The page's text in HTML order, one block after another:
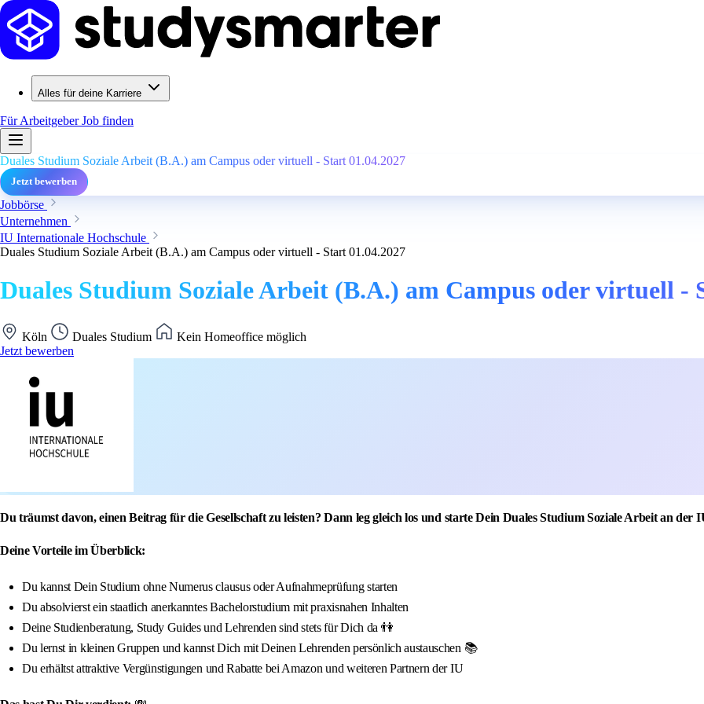
Alles für deine Karriere
Für ArbeitgeberJob finden
Duales Studium Soziale Arbeit (B.A.) am Campus oder virtuell - Start 01.04.2027
Jetzt bewerben
Jobbörse
Unternehmen
IU Internationale Hochschule
Duales Studium Soziale Arbeit (B.A.) am Campus oder virtuell - Start 01.04.2027
Duales Studium Soziale Arbeit (B.A.) am Campus oder virtuell -
Köln Duales Studium
Kein Homeoffice möglich
Jetzt bewerben
Du träumst davon, einen Beitrag für die Gesellschaft zu leisten? Dann leg gleich los und starte Dein Duales Studium Soziale Arbeit an der
Deine Vorteile im Überblick:
Du kannst Dein Studium ohne Numerus clausus oder Aufnahmeprüfung starten
Du absolvierst ein staatlich anerkanntes Bachelorstudium mit praxisnahen Inhalten
Deine Studienberatung, Study Guides und Lehrenden sind stets für Dich da 👫
Du lernst in kleinen Gruppen und kannst Dich mit Deinen Lehrenden persönlich austauschen 📚
Du erhältst attraktive Vergünstigungen und Rabatte bei Amazon und weiteren Partnern der IU